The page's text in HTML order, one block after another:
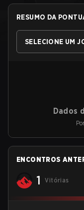
RESUMO DA
SELECIONE UM
Dados
ENCONTROS
1 Vitórias